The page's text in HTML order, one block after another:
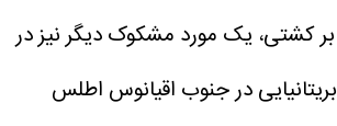
کشتی، یک مورد مشکوک دیگر نیز در
در جنوب اقیانوس اطلس